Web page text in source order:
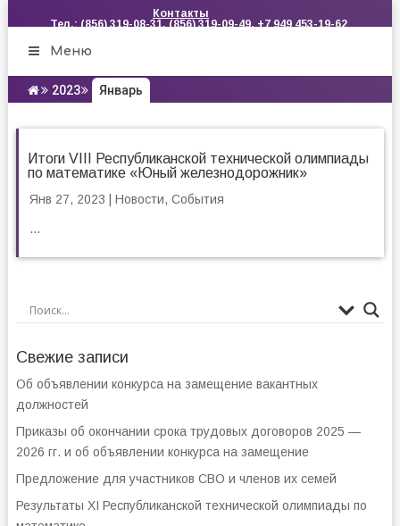
Контакты
Тел.: (856) 319-08-31, (856) 319-09-49, +7 949 453-19-62
Меню
2023 Январь
Итоги VIII Республиканской технической олимпиады
по математике «Юный железнодорожник»
Янв 27, 2023 Новости, События
...
Свежие записи
Об объявлении конкурса на замещение вакантных
должностей
Приказы об окончании срока трудовых договоров 2025 —
2026 гг. и об объявлении конкурса на замещение
Предложение для участников СВО и членов их семей
Результаты XI Республиканской технической олимпиады по